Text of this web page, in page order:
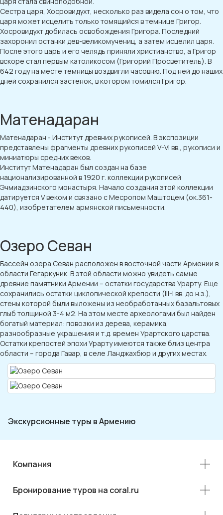
Сестра царя, Хосровидухт, несколько раз видела сон о том, что
царя может исцелить только томящийся в темнице Григор.
Хосровидухт добилась освобождения Григора. Последний
захоронил останки дев-великомучениц, а затем исцелил царя.
После этого царь и его челядь приняли христианство, а Григор
вскоре стал первым католикосом (Григорий Просветитель). В
642 году на месте темницы воздвигли часовню. Под ней до наших
дней сохранился застенок, в котором томился Григор.
Матенадаран
Матенадаран - Институт древних рукописей. В экспозиции
представлены фрагменты древних рукописей V-VI вв., рукописи и
миниатюры средних веков.
Институт Матенадаран был создан на базе
национализированной в 1920 г. коллекции рукописей
Эчмиадзинского монастыря. Начало создания этой коллекции
датируется V веком и связано с Месропом Маштоцем (ок.361-
440), изобретателем армянской письменности.
Озеро Севан
Бассейн озера Севан расположен в восточной части Армении в
области Гегаркуник. В этой области можно увидеть самые
древние памятники Армении – остатки государства Урарту. Еще
сохранились остатки циклопической крепости (III-I вв. до н.э.),
стены которой были выложены из необработанных базальтовых
глыб толщиной 3-4 м2. На этом месте археологами был найден
богатый материал: повозки из дерева, керамика,
разнообразные украшения и т.д. времен Урартского царства.
Остатки крепостей эпохи Урарту имеются также близ центра
области – города Гавар, в селе Ланджахбюр и других местах.
Экскурсионные туры в Армению
Компания
Бронирование туров на coral.ru